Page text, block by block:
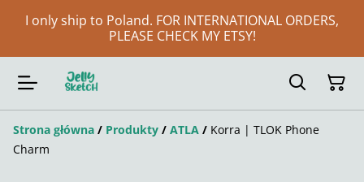
I only ship to Poland. FOR INTERNATIONAL ORDERS,
PLEASE CHECK MY ETSY!
Strona główna / Produkty / ATLA / Korra | TLOK Phone
Charm